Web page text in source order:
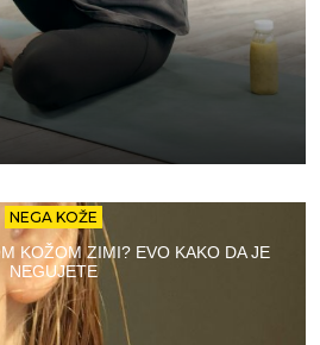
NEGA KOŽE
KOŽOM ZIMI? EVO KAKO DA JE
NEGUJETE